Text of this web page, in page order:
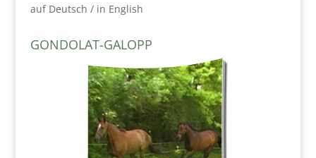
auf Deutsch / in English
GONDOLAT-GALOPP